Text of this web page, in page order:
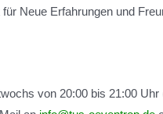
Neue Erfahrungen und
von 20:00 bis 21:00 Uhr